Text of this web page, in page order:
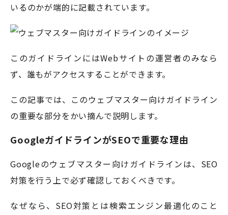
いるのかが端的に記載されています。
このガイドラインにはWebサイトの運営者のみなら
ず、誰もがアクセスすることができます。
この記事では、このウェブマスター向けガイドライン
の重要な部分をかい摘んで説明します。
GoogleガイドラインがSEOで重要な理由
Googleのウェブマスター向けガイドラインは、SEO
対策を行う上で必ず確認しておくべきです。
なぜなら、SEO対策とは検索エンジン最適化のこと